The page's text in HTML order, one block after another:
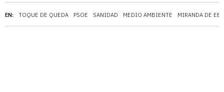
EN: TOQUE DE QUEDA PSOE SANIDAD MEDIO AMBIENTE MIRANDA DE